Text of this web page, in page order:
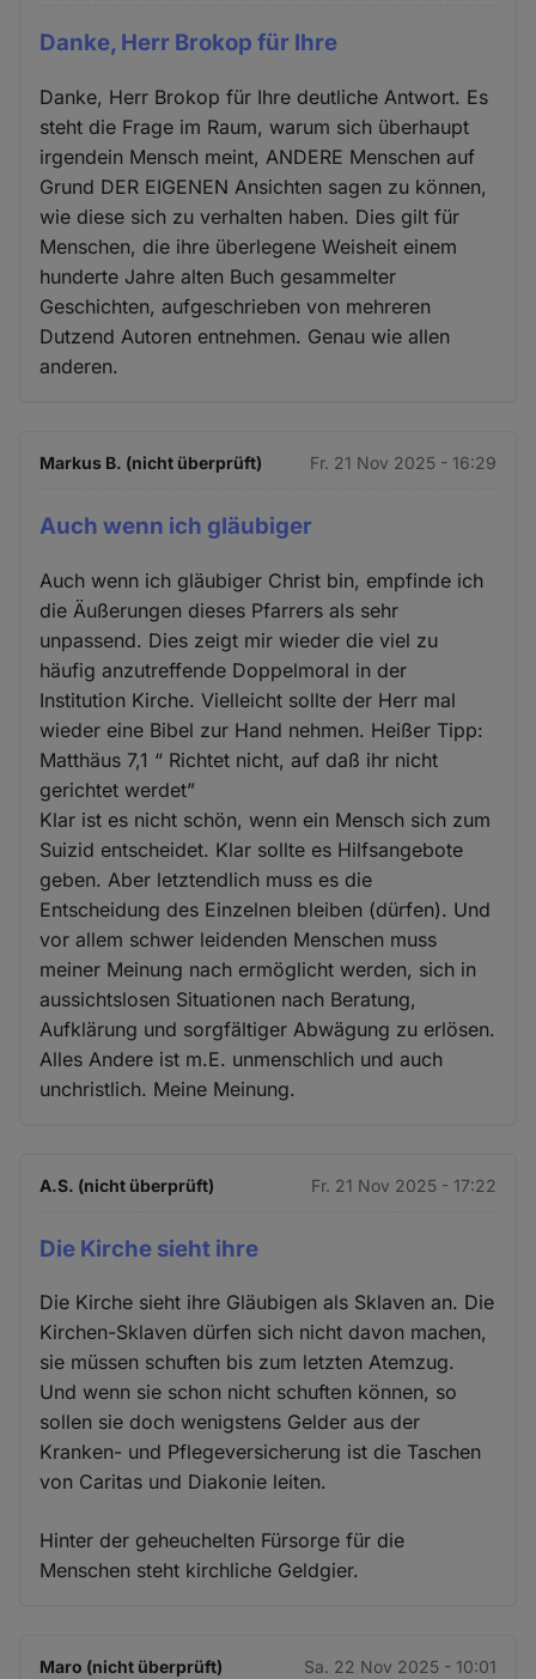
Danke, Herr Brokop für Ihre
Danke, Herr Brokop für Ihre deutliche Antwort. Es
steht die Frage im Raum, warum sich überhaupt
irgendein Mensch meint, ANDERE Menschen auf
Grund DER EIGENEN Ansichten sagen zu können,
wie diese sich zu verhalten haben. Dies gilt für
Menschen, die ihre überlegene Weisheit einem
hunderte Jahre alten Buch gesammelter
Geschichten, aufgeschrieben von mehreren
Dutzend Autoren entnehmen. Genau wie allen
anderen.
Markus B. (nicht überprüft) Fr. 21 Nov 2025 - 16:29
Auch wenn ich gläubiger
Auch wenn ich gläubiger Christ bin, empfinde ich
die Äußerungen dieses Pfarrers als sehr
unpassend. Dies zeigt mir wieder die viel zu
häufig anzutreffende Doppelmoral in der
Institution Kirche. Vielleicht sollte der Herr mal
wieder eine Bibel zur Hand nehmen. Heißer Tipp:
Matthäus 7,1 “ Richtet nicht, auf daß ihr nicht
gerichtet werdet”
Klar ist es nicht schön, wenn ein Mensch sich zum
Suizid entscheidet. Klar sollte es Hilfsangebote
geben. Aber letztendlich muss es die
Entscheidung des Einzelnen bleiben (dürfen). Und
vor allem schwer leidenden Menschen muss
meiner Meinung nach ermöglicht werden, sich in
aussichtslosen Situationen nach Beratung,
Aufklärung und sorgfältiger Abwägung zu erlösen.
Alles Andere ist m.E. unmenschlich und auch
unchristlich. Meine Meinung.
A.S. (nicht überprüft) Fr. 21 Nov 2025 - 17:22
Die Kirche sieht ihre
Die Kirche sieht ihre Gläubigen als Sklaven an. Die
Kirchen-Sklaven dürfen sich nicht davon machen,
sie müssen schuften bis zum letzten Atemzug.
Und wenn sie schon nicht schuften können, so
sollen sie doch wenigstens Gelder aus der
Kranken- und Pflegeversicherung ist die Taschen
von Caritas und Diakonie leiten.
Hinter der geheuchelten Fürsorge für die
Menschen steht kirchliche Geldgier.
Maro (nicht überprüft) Sa. 22 Nov 2025 - 10:01